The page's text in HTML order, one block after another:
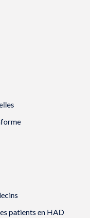
ê
)
patients en HAD